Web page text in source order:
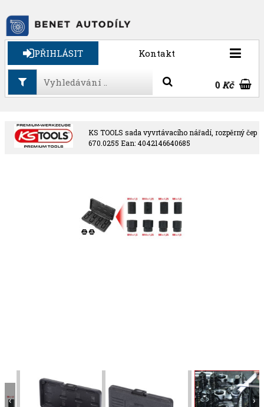
PŘIHLÁSIT Kontakt
0Kč
KS TOOLS sada vyvrtávacího nářadí, rozpěrný čep
670.0255 Ean: 4042146640685
‹ ›